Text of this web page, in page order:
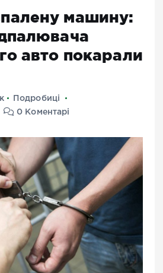
машину:
авто покарали
Подробиці
0 Коментарі